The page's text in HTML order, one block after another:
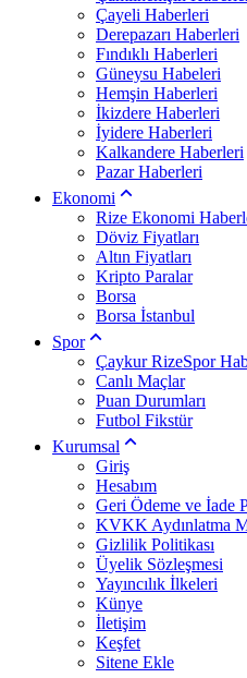
Çayeli Haberleri
Derepazarı Haberleri
Fındıklı Haberleri
Güneysu Habeleri
Hemşin Haberleri
İkizdere Haberleri
İyidere Haberleri
Kalkandere Haberleri
Pazar Haberleri
Ekonomi
Rize Ekonomi
Döviz Fiyatları
Altın Fiyatları
Kripto Paralar
Borsa
Borsa İstanbul
Spor
Çaykur RizeSpor
Canlı Maçlar
Puan Durumları
Futbol Fikstür
Kurumsal
Giriş
Hesabım
Geri Ödeme ve İade
KVKK Aydınlatma
Gizlilik Politikası
Üyelik Sözleşmesi
Yayıncılık İlkeleri
Künye
İletişim
Keşfet
Sitene Ekle